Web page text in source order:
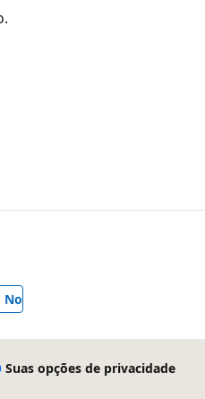
No
Suas opções de privacidade